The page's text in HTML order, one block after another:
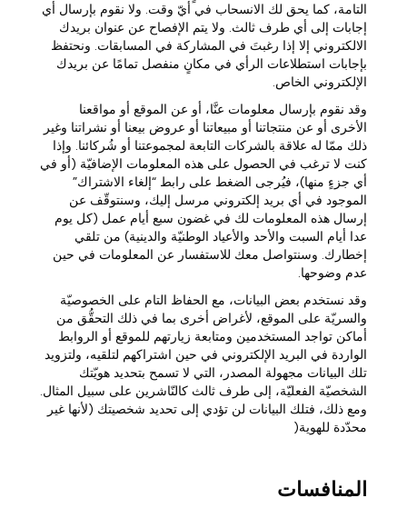
التامة، كما يحق لك الانسحاب في أيّ وقت. ولا نقوم بإرسال أي
إجابات إلى أي طرف ثالث. ولا يتم الإفصاح عن عنوان بريدك
الالكتروني إلا إذا رغبتَ في المشاركة في المسابقات. ونحتفظ
بإجابات استطلاعات الرأي في مكانٍ منفصل تمامًا عن بريدك
الإلكتروني الخاص.
وقد نقوم بإرسال معلومات عنَّا، أو عن الموقع أو مواقعنا
الأخرى أو عن منتجاتنا أو مبيعاتنا أو عروض بيعنا أو نشراتنا وغير
ذلك ممّا له علاقة بالشركات التابعة لمجموعتنا أو شُركائنا. وإذا
كنت لا ترغب في الحصول على هذه المعلومات الإضافيّة (أو في
أي جزءٍ منها)، فيُرجى الضغط على رابط “إلغاء الاشتراك”
الموجود في أي بريد إلكتروني مرسل إليك، وسنتوقّف عن
إرسال هذه المعلومات لك في غضون سبع أيام عمل (كل يوم
عدا أيام السبت والأحد والأعياد الوطنيّة والدينية) من تلقي
إخطارك. وسنتواصل معك للاستفسار عن المعلومات في حين
عدم وضوحها.
وقد نستخدم بعض البيانات، مع الحفاظ التام على الخصوصيّة
والسريّة على الموقع، لأغراض أخرى بما في ذلك التحقُّق من
أماكن تواجد المستخدمين ومتابعة زيارتهم للموقع أو الروابط
الواردة في البريد الإلكتروني في حين اشتراكهم لتلقيه، ولتزويد
تلك البيانات مجهولة المصدر، التي لا تسمح بتحديد هويّتك
الشخصيّة الفعليّة، إلى طرف ثالث كالنّاشرين على سبيل المثال.
ومع ذلك، فتلك البيانات لن تؤدي إلى تحديد شخصيتك (لأنها غير
محدّدة للهوية(
المنافسات